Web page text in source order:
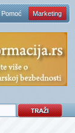
Pomoć Marketing